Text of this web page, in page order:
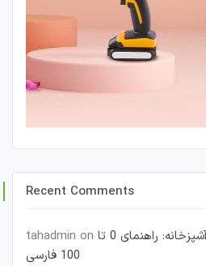
Recent Comments
tahadmin on آموزش طراحی کابینت آشپزخانه: راهنمای 0 تا
100 فارسی